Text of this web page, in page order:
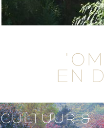
EN
CULTUUR &